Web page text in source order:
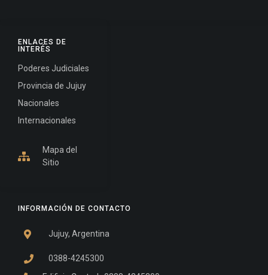
INFORMACIÓN DE CONTACTO
Jujuy, Argentina
0388-4245300
ENLACES DE
INTERÉS
Poderes Judiciales
Provincia de Jujuy
Nacionales
Internacionales
Mapa del
Sitio